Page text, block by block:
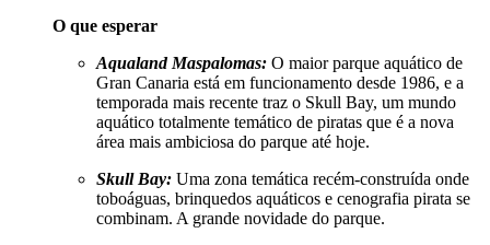
O que esperar
Aqualand Maspalomas: O maior parque aquático de
Gran Canaria está em funcionamento desde 1986, e a
temporada mais recente traz o Skull Bay, um mundo
aquático totalmente temático de piratas que é a nova
área mais ambiciosa do parque até hoje.
Skull Bay: Uma zona temática recém-construída onde
toboáguas, brinquedos aquáticos e cenografia pirata se
combinam. A grande novidade do parque.